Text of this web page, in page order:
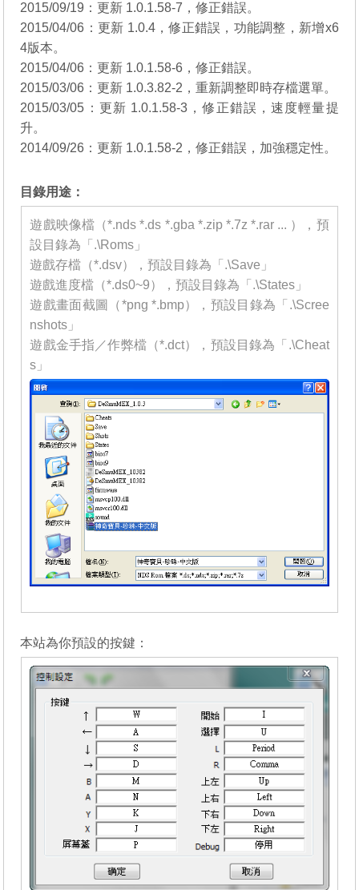
2015/09/19：更新 1.0.1.58-7，修正錯誤。
2015/04/06：更新 1.0.4，修正錯誤，功能調整，新增x6
4版本。
2015/04/06：更新 1.0.1.58-6，修正錯誤。
2015/03/06：更新 1.0.3.82-2，重新調整即時存檔選單。
2015/03/05：更新 1.0.1.58-3，修正錯誤，速度輕量提
升。
2014/09/26：更新 1.0.1.58-2，修正錯誤，加強穩定性。
目錄用途：
遊戲映像檔（*.nds *.ds *.gba *.zip *.7z *.rar ... ），預
設目錄為「.\Roms」
遊戲存檔（*.dsv），預設目錄為「.\Save」
遊戲進度檔（*.ds0~9），預設目錄為「.\States」
遊戲畫面截圖（*png *.bmp），預設目錄為「.\Scree
nshots」
遊戲金手指／作弊檔（*.dct），預設目錄為「.\Cheat
s」
本站為你預設的按鍵：